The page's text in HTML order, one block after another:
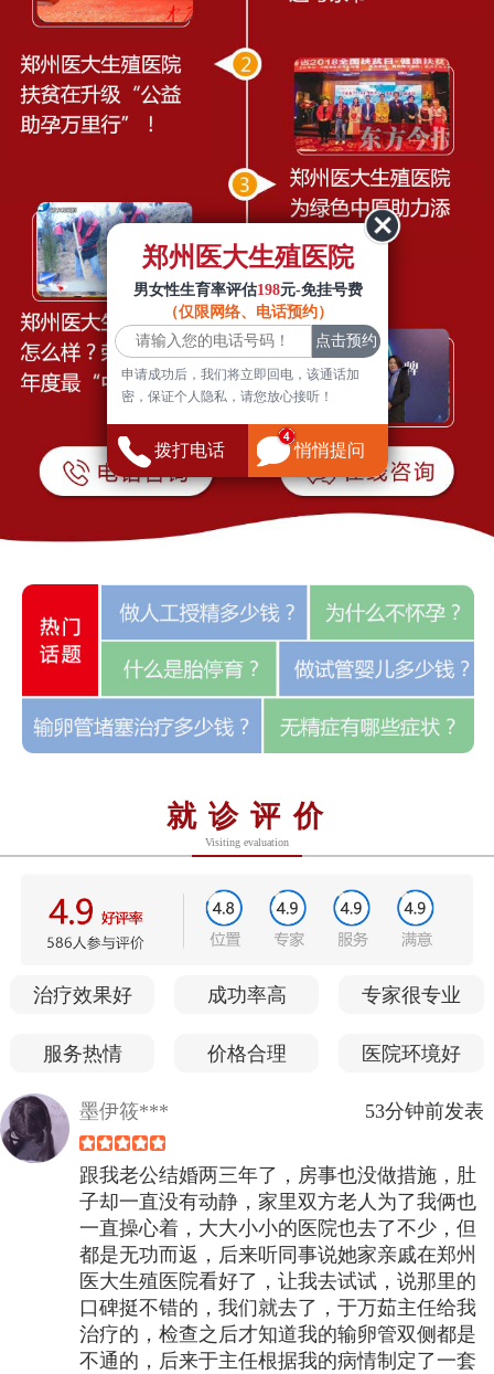
就诊评价
Visiting evaluation
治疗效果好 成功率高 专家很专业
服务热情 价格合理 医院环境好
墨伊筱*** 53分钟前发表
跟我老公结婚两三年了，房事也没做措施，肚
子却一直没有动静，家里双方老人为了我俩也
一直操心着，大大小小的医院也去了不少，但
都是无功而返，后来听同事说她家亲戚在郑州
医大生殖医院看好了，让我去试试，说那里的
口碑挺不错的，我们就去了，于万茹主任给我
治疗的，检查之后才知道我的输卵管双侧都是
不通的，后来于主任根据我的病情制定了一套
郑州医大生殖医院
男女性生育率评估198元-免挂号费
（仅限网络、电话预约）
申请成功后，我们将立即回电，该通话加
密，保证个人隐私，请您放心接听！
拨打电话 悄悄提问